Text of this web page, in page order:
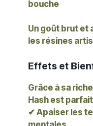
bouche
Un goût brut et
les résines
Effets et
Grâce à sa
Hash est
✔ Apaiser les